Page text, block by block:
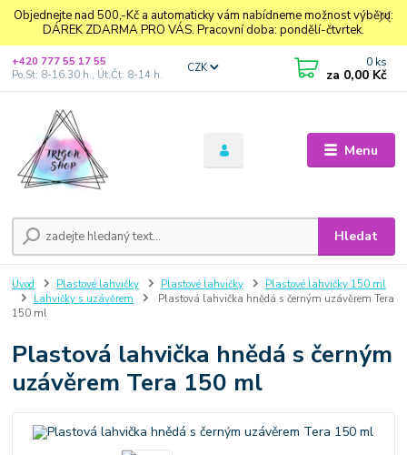
Objednejte nad 500,-Kč a automaticky vám nabídneme možnost výběru:
DÁREK ZDARMA PRO VÁS. Pracovní doba: pondělí-čtvrtek.
Menu
CZK
Hledat
+420 777 55 17 55
Po,St: 8-16.30 h., Út,Čt: 8-14 h.
0 ks
za 0,00 Kč
Úvod Plastové lahvičky Plastové lahvičky
Plastové lahvičky 150 ml
Lahvičky s uzávěrem
Plastová lahvička hnědá s černým uzávěrem Tera
150 ml
Plastová lahvička hnědá s černým
uzávěrem Tera 150 ml